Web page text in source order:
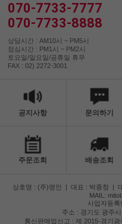
070-7733-7777
070-7733-8888
상담시간 : AM10시 ~ PM5시
점심시간 : PM1시 ~ PM2시
토요일/일요일/공휴일 휴무
FAX : 02) 2272-3001
공지사항 문의하기
주문조회 배송조회
상호명 : (주)명인 | 대표 : 박종창 |
MAIL:
사업자등
주소 : 경기도 광주
통신판매업신고 : 제 2015-경기광